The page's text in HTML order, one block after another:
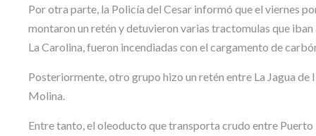
Por otra parte, la Policía del Cesar informó que el viernes
montaron un retén y detuvieron varias tractomulas que
La Carolina, fueron incendiadas con el cargamento de
Posteriormente, otro grupo hizo un retén entre La Jagua
Molina.
Entre tanto, el oleoducto que transporta crudo entre